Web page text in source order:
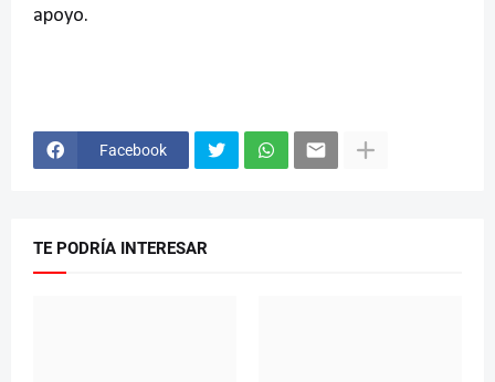
apoyo.
Facebook
TE PODRÍA INTERESAR